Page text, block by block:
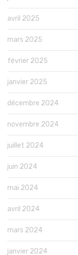
avril 2025
mars 2025
février 2025
janvier 2025
décembre 2024
novembre 2024
juillet 2024
juin 2024
mai 2024
avril 2024
mars 2024
janvier 2024